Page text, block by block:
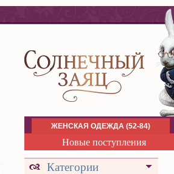
ЖЕНСКАЯ ОДЕЖДА (52-84)
Новые поступления
Категории